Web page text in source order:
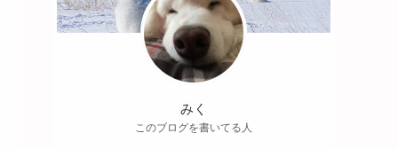
みく
このブログを書いてる人